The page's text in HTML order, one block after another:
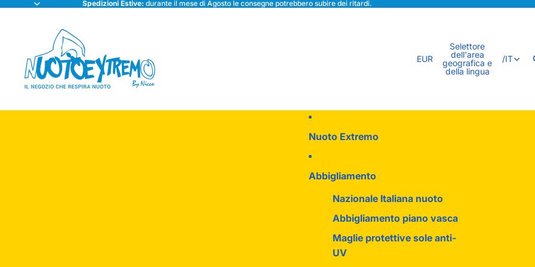
Spedizioni Estive: durante il mese di Agosto le consegne potrebbero subire dei ritardi.
EUR
Selettore
dell'area
geografica e
della lingua
/IT
Nuoto Extremo
Abbigliamento
Nazionale Italiana nuoto
Abbigliamento piano vasca
Maglie protettive sole anti-
UV